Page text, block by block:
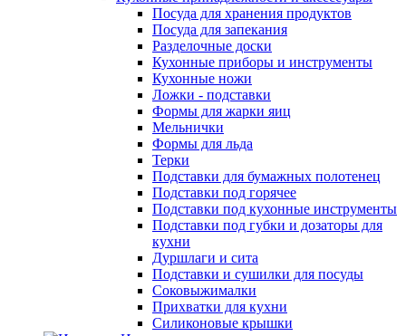
Посуда для хранения продуктов
Посуда для запекания
Разделочные доски
Кухонные приборы и инструменты
Кухонные ножи
Ложки - подставки
Формы для жарки яиц
Мельнички
Формы для льда
Терки
Подставки для бумажных полотенец
Подставки под горячее
Подставки под кухонные инструменты
Подставки под губки и дозаторы для
кухни
Дуршлаги и сита
Подставки и сушилки для посуды
Соковыжималки
Прихватки для кухни
Силиконовые крышки